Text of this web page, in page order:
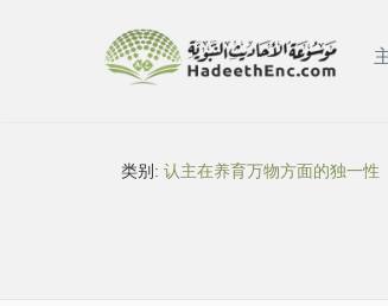
类别:认主在养育万物方面的独一性